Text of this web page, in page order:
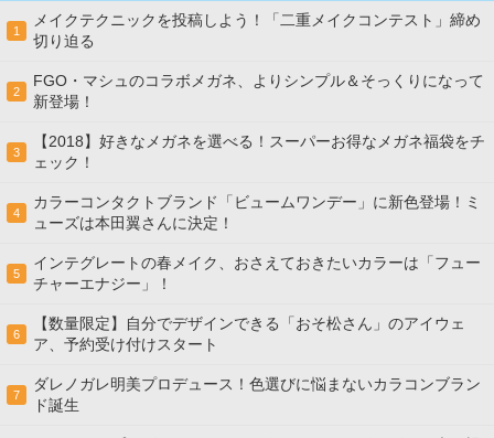
1
メイクテクニックを投稿しよう！「二重メイクコンテスト」締め
切り迫る
2
FGO・マシュのコラボメガネ、よりシンプル＆そっくりになって
新登場！
3
【2018】好きなメガネを選べる！スーパーお得なメガネ福袋をチ
ェック！
4
カラーコンタクトブランド「ビュームワンデー」に新色登場！ミ
ューズは本田翼さんに決定！
5
インテグレートの春メイク、おさえておきたいカラーは「フュー
チャーエナジー」！
6
【数量限定】自分でデザインできる「おそ松さん」のアイウェ
ア、予約受け付けスタート
7
ダレノガレ明美プロデュース！色選びに悩まないカラコンブラン
ド誕生